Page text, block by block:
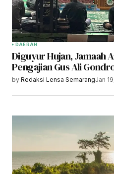
DAERAH
Diguyur Hujan, Jamaah
Pengajian Gus Ali
by Redaksi Lensa SemarangJan